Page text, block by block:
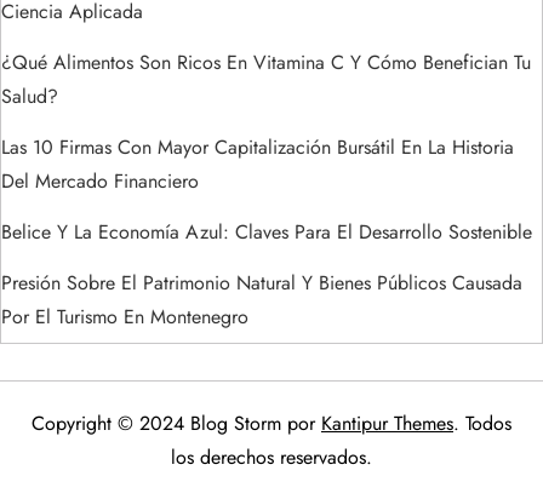
s
Ciencia Aplicada
¿Qué Alimentos Son Ricos En Vitamina C Y Cómo Benefician Tu
Salud?
Las 10 Firmas Con Mayor Capitalización Bursátil En La Historia
Del Mercado Financiero
Belice Y La Economía Azul: Claves Para El Desarrollo Sostenible
Presión Sobre El Patrimonio Natural Y Bienes Públicos Causada
Por El Turismo En Montenegro
Copyright © 2024 Blog Storm por Kantipur Themes. Todos
los derechos reservados.